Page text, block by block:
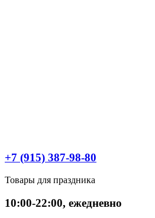
+7 (915) 387-98-80
Товары для праздника
10:00-22:00, ежедневно